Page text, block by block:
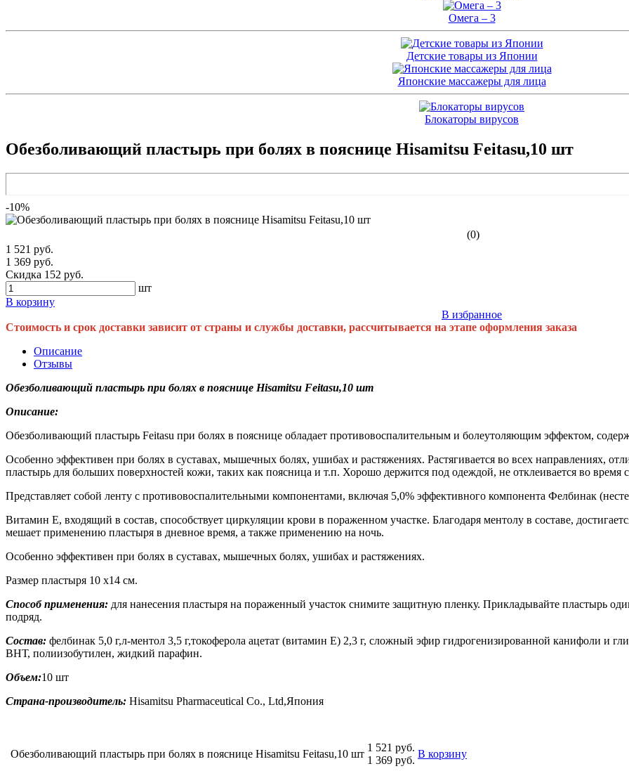
Омега – 3
Детские товары из Японии
Японские массажеры для лица
Блокаторы вирусов
Обезболивающий пластырь при болях в пояснице Hisamitsu Feitasu,10 шт
-10%
(0)
1 521 руб.
1 369 руб.
Скидка 152 руб.
шт
В корзину
В избранное
Стоимость и срок доставки зависит от страны и службы доставки, рассчитывается на этапе оформления заказа
Описание
Отзывы
Обезболивающий пластырь при болях в пояснице Hisamitsu Feitasu,10 шт
Описание:
Обезболивающий пластырь Feitasu при болях в пояснице обладает противовоспалительным и болеутоляющим эффектом,
Особенно эффективен при болях в суставах, мышечных болях, ушибах и растяжениях. Растягивается во всех направлениях,
пластырь для больших поверхностей кожи, таких как поясница и т.п. Хорошо держится под одеждой, не отклеивается во время
Представляет собой ленту с противовоспалительными компонентами, включая 5,0% эффективного компонента Фелбинак
Витамин Е, входящий в состав, способствует циркуляции крови в пораженном участке. Благодаря ментолу в составе,
мешает применению пластыря в дневное время, а также применению на ночь.
Особенно эффективен при болях в суставах, мышечных болях, ушибах и растяжениях.
Размер пластыря 10 х14 см.
Способ применения: для нанесения пластыря на пораженный участок снимите защитную пленку. Прикладывайте пластырь
подряд.
Состав: фелбинак 5,0 г,л-ментол 3,5 г,токоферола ацетат (витамин Е) 2,3 г, сложный эфир гидрогенизированной канифоли и
ВНТ, полиизобутилен, жидкий парафин.
Объем:10 шт
Страна-производитель: Hisamitsu Pharmaceutical Co., Ltd,Япония
Обезболивающий пластырь при болях в пояснице Hisamitsu Feitasu,10 шт
1 521 руб.
1 369 руб.
В корзину